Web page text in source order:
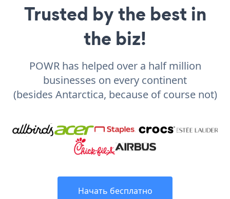
Trusted by the best in
the biz!
POWR has helped over a half million
businesses on every continent
(besides Antarctica, because of course not)
Начать бесплатно